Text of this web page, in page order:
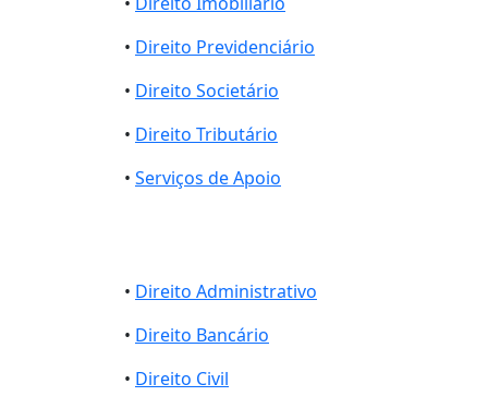
• Direito Previdenciário
• Direito Societário
• Direito Tributário
• Serviços de Apoio
• Direito Administrativo
• Direito Bancário
• Direito Civil